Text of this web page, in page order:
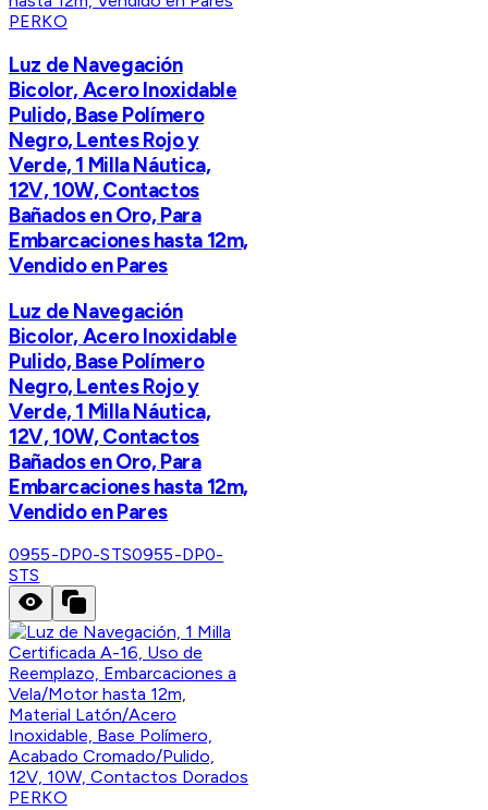
PERKO
Luz de Navegación
Bicolor, Acero Inoxidable
Pulido, Base Polímero
Negro, Lentes Rojo y
Verde, 1 Milla Náutica,
12V, 10W, Contactos
Bañados en Oro, Para
Embarcaciones hasta 12m,
Vendido en Pares
Luz de Navegación
Bicolor, Acero Inoxidable
Pulido, Base Polímero
Negro, Lentes Rojo y
Verde, 1 Milla Náutica,
12V, 10W, Contactos
Bañados en Oro, Para
Embarcaciones hasta 12m,
Vendido en Pares
0955-DP0-STS0955-DP0-
STS
PERKO